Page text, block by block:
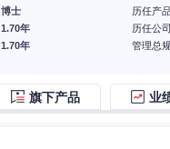
博士
1.70年
1.70年
历任产
历任公司
管理总
旗下产品 业